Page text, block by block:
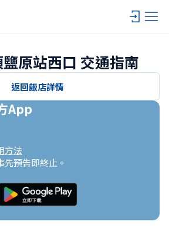
原站西口 交通指南
返回飯店詳情
App
方法
預告即終止。